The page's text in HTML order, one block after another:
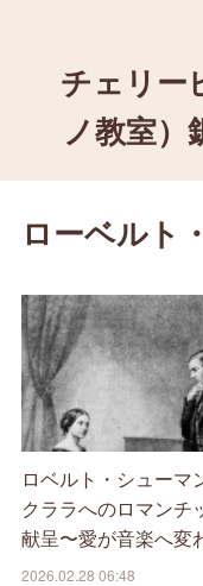
チェリー
ノ教室）
ローベルト
ロベルト・シューマ
クララへのロマンチ
献呈〜愛が音楽へ
2026.02.28 06:48